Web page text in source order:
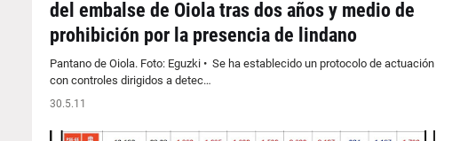
del embalse de Oiola tras dos años y medio de
prohibición por la presencia de lindano
Pantano de Oiola. Foto: Eguzki • Se ha establecido un protocolo de actuación
con controles dirigidos a detec…
30.5.11